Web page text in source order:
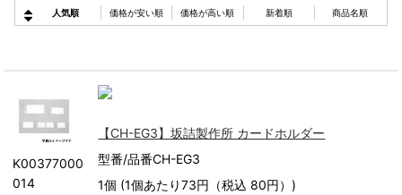
人気順 価格が安い順 価格が高い順 新着順 商品名順
K00377000
014
【CH-EG3】坂詰製作所 カードホルダー
型番/品番CH-EG3
1個 (1個あたり73円（税込 80円）)